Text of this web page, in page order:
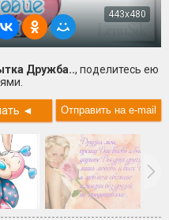
443x480
Дружба.., поделитесь ею
◄